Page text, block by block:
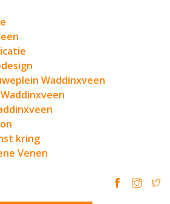
Waddinxveen
kring
Venen